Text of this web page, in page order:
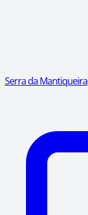
Serra da Mantiqueira